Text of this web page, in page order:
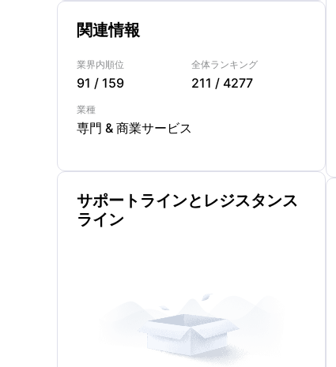
関連情報
業界内順位
91 / 159
全体ランキング
211 / 4277
業種
専門 & 商業サービス
サポートラインとレジスタンス
ライン